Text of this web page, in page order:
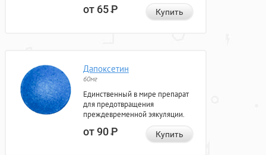
от 65Р Купить
Дапоксетин
60мг
Единственный в мире препарат
для предотвращения
преждевременной эякуляции.
от 90Р Купить